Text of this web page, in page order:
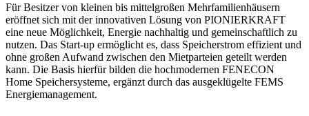
Für Besitzer von kleinen bis mittelgroßen Mehrfamilienhäusern
eröffnet sich mit der innovativen Lösung von PIONIERKRAFT
eine neue Möglichkeit, Energie nachhaltig und gemeinschaftlich zu
nutzen. Das Start-up ermöglicht es, dass Speicherstrom effizient und
ohne großen Aufwand zwischen den Mietparteien geteilt werden
kann. Die Basis hierfür bilden die hochmodernen FENECON
Home Speichersysteme, ergänzt durch das ausgeklügelte FEMS
Energiemanagement.